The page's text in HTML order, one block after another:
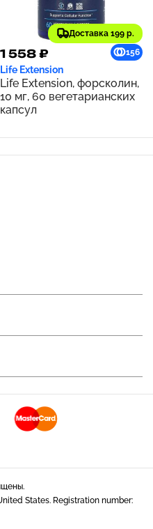
Доставка 199 р.
1 558 ₽ 156
Life Extension
Life Extension, форсколин,
10 мг, 60 вегетарианских
капсул
States. Registration number: